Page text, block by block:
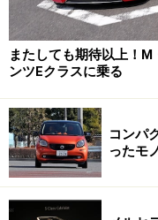
またしても期待以上！M
ンツEクラスに乗る
コンパ
ったモ